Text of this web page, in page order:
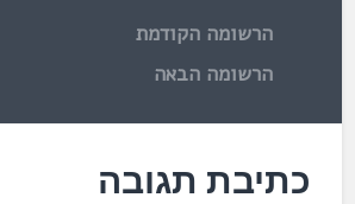
הרשומה הקודמת
הרשומה הבאה
כתיבת תגובה